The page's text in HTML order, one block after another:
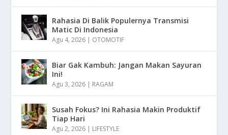
Rahasia Di Balik Populernya Transmisi
Matic Di Indonesia
Agu 4, 2026 | OTOMOTIF
Biar Gak Kambuh: Jangan Makan Sayuran
Ini!
Agu 3, 2026 | RAGAM
Susah Fokus? Ini Rahasia Makin Produktif
Tiap Hari
Agu 2, 2026 | LIFESTYLE